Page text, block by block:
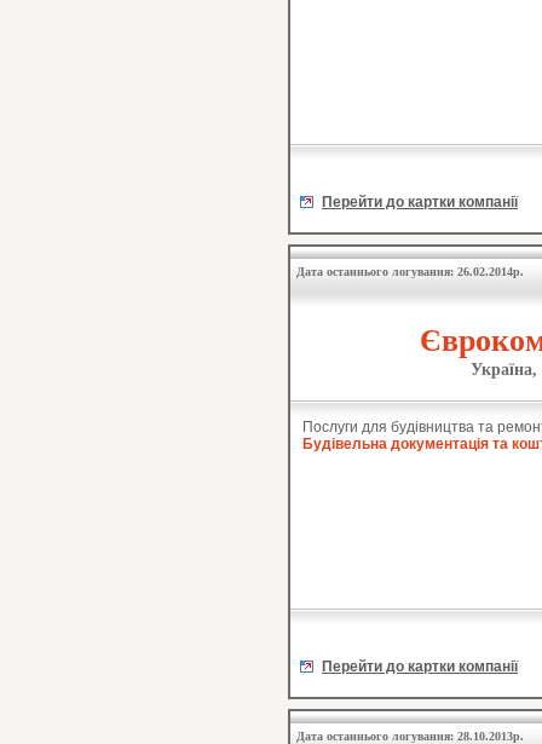
Перейти до картки компанії
Дата останнього логування: 26.02.2014р.
Україна,
Послуги для будівництва та
Будівельна документація та
Перейти до картки компанії
Дата останнього логування: 28.10.2013р.